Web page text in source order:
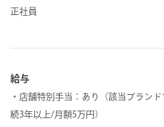
正社員
給与
・店舗特別手当：あり（該当ブラン
続3年以上/月額5万円）